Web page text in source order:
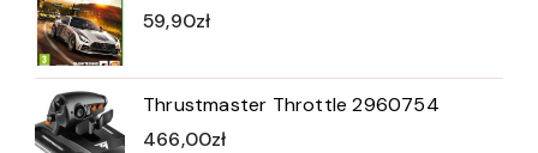
59,90zł
Thrustmaster Throttle 2960754
466,00zł